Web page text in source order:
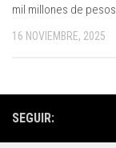
mil millones de pesos
16 NOVIEMBRE, 2025
SEGUIR: